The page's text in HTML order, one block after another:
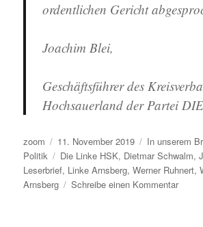
ordentlichen Gericht
Joachim Blei,
Geschäftsführer des
Hochsauerland der Partei
Autor
zoom
Veröffentlicht
am
11. November 2019 Kategorien
In unserem
Politik
Schlagwörter
Die Linke HSK, Dietmar Schwalm,
Leserbrief, Linke Arnsberg,Werner Ruhnert,
Arnsberg
Schreibe einen Kommentarzu